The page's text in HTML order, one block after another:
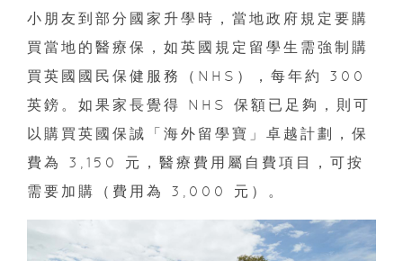
小朋友到部分國家升學時，當地政府規定要購
買當地的醫療保，如英國規定留學生需強制購
買英國國民保健服務（NHS），每年約 300
英鎊。如果家長覺得 NHS 保額已足夠，則可
以購買英國保誠「海外留學寶」卓越計劃，保
費為 3,150 元，醫療費用屬自費項目，可按
需要加購（費用為 3,000 元）。